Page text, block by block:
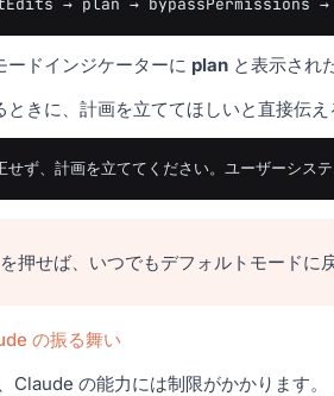
ードインジケーターに plan と表示され
ときに、計画を立ててほしいと直接伝
を押せば、いつでもデフォルトモードに
の振る舞い
Claude の能力には制限がかかります。